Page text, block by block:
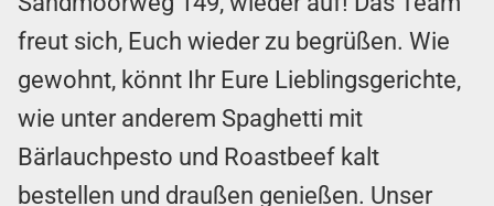
freut sich, Euch wieder zu begrüßen. Wie
gewohnt, könnt Ihr Eure Lieblingsgerichte,
wie unter anderem Spaghetti mit
Bärlauchpesto und Roastbeef kalt
bestellen und draußen genießen. Unser